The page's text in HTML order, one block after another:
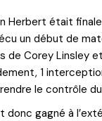
était
un début de
de Corey Linsley
1
le contrôle
gagné à